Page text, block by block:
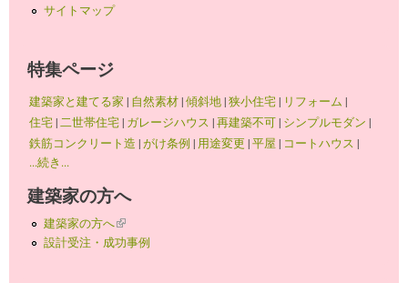
サイトマップ
特集ページ
建築家と建てる家 | 自然素材|傾斜地|狭小住宅| リフォーム |
住宅|二世帯住宅| ガレージハウス |再建築不可| シンプルモダン |
鉄筋コンクリート造 |がけ条例 | 用途変更 |平屋 | コートハウス |
...続き...
建築家の方へ
建築家の方へ(link is external)
設計受注・成功事例